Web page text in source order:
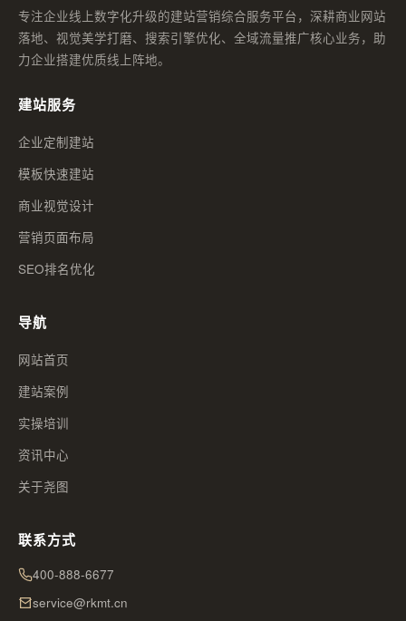
专注企业线上数字化升级的建站营销综合服务平台，深耕商业网站
落地、视觉美学打磨、搜索引擎优化、全域流量推广核心业务，助
力企业搭建优质线上阵地。
建站服务
企业定制建站
模板快速建站
商业视觉设计
营销页面布局
SEO排名优化
导航
网站首页
建站案例
实操培训
资讯中心
关于尧图
联系方式
400-888-6677
service@rkmt.cn